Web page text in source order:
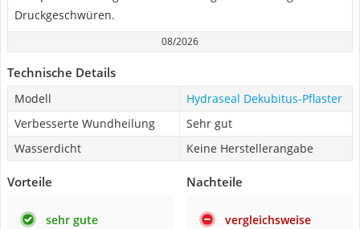
Druckgeschwüren.
08/2026
Technische Details
Modell
Hydraseal Dekubitus-Pflaster
Verbesserte Wundheilung
Sehr gut
Wasserdicht
Keine Herstellerangabe
Vorteile
sehr gute
Nachteile
vergleichsweise